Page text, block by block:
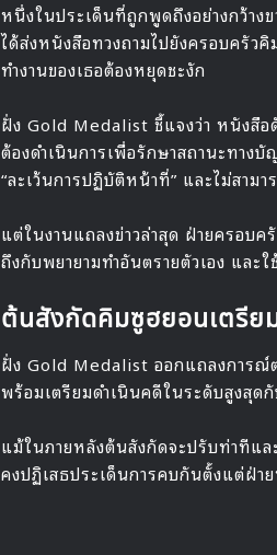
หนึ่งในประเด็นที่ถูกพูดถึงอย่างกว้างข
ได้ส่งหนังสือทวงถามไปยังครอบครัว
ทำงานของเธอต้องหยุดชะงัก
ฝั่ง Gold Medalist ชี้แจงว่า หนังสือ
ต้องดำเนินการเพื่อรักษาสถานะทาง
“ละเว้นการปฏิบัติหน้าที่” และไม่สา
แต่ในงานแถลงข่าวล่าสุด ฝ่ายครอบ
ถึงกับพยายามทำอันตรายตัวเอง และ
ต้นสังกัดคิมซูฮยอนเตรีย
ฝั่ง Gold Medalist ออกแถลงการณ์ต
พร้อมเตรียมดำเนินคดีในระดับสูงสุ
แม้ในภายหลังต้นสังกัดจะปรับท่าทีแ
คงปฏิเสธประเด็นการคบกันตั้งแต่ฝ่